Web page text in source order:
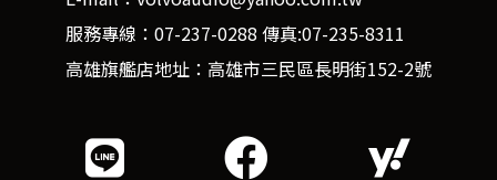
服務專線：07-237-0288 傳真:07-235-8311
高雄旗艦店地址：高雄市三民區長明街152-2號